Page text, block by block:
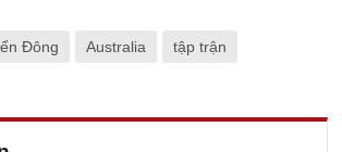
Đông Australia tập trận